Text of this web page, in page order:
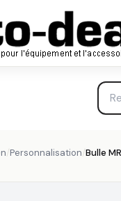
/Personnalisation/
CBF600/N SA -